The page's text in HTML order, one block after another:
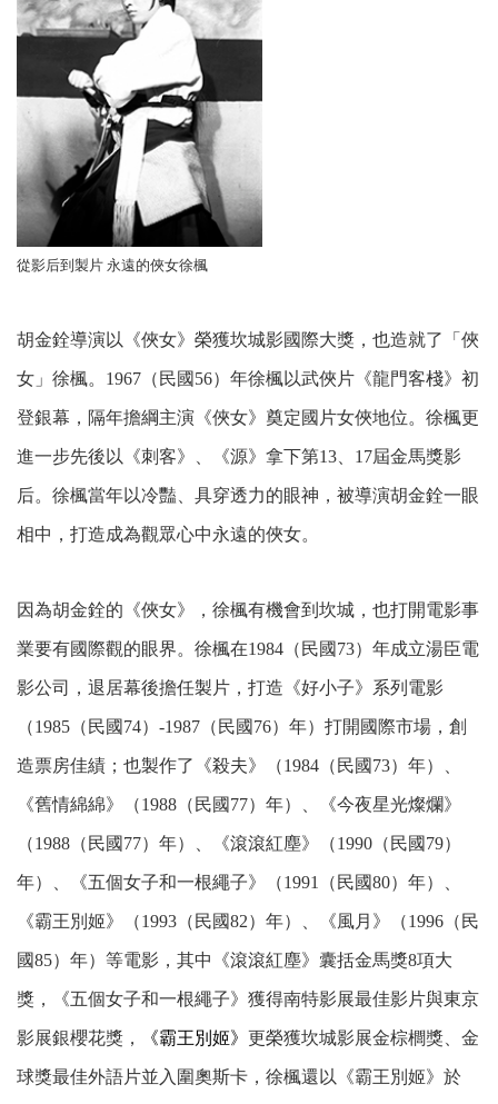
從影后到製片 永遠的俠女徐楓
胡金銓導演以《俠女》榮獲坎城影國際大獎，也造就了「俠
女」徐楓。1967（民國56）年徐楓以武俠片《龍門客棧》初
登銀幕，隔年擔綱主演《俠女》奠定國片女俠地位。徐楓更
進一步先後以《刺客》、《源》拿下第13、17屆金馬獎影
后。徐楓當年以冷豔、具穿透力的眼神，被導演胡金銓一眼
相中，打造成為觀眾心中永遠的俠女。
因為胡金銓的《俠女》，徐楓有機會到坎城，也打開電影事
業要有國際觀的眼界。徐楓在1984（民國73）年成立湯臣電
影公司，退居幕後擔任製片，打造《好小子》系列電影
（1985（民國74）-1987（民國76）年）打開國際市場，創
造票房佳績；也製作了《殺夫》（1984（民國73）年）、
《舊情綿綿》（1988（民國77）年）、《今夜星光燦爛》
（1988（民國77）年）、《滾滾紅塵》（1990（民國79）
年）、《五個女子和一根繩子》（1991（民國80）年）、
《霸王別姬》（1993（民國82）年）、《風月》（1996（民
國85）年）等電影，其中《滾滾紅塵》囊括金馬獎8項大
獎，《五個女子和一根繩子》獲得南特影展最佳影片與東京
影展銀櫻花獎， 《霸王別姬》 更榮獲坎城影展金棕櫚獎、金
球獎最佳外語片並入圍奧斯卡，徐楓還以《霸王別姬》於